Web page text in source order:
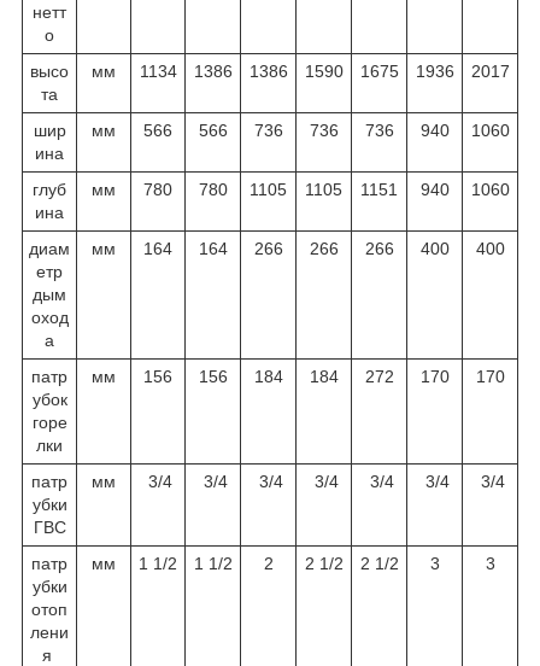
нетт
о
высо
та
мм 1134 1386 1386 1590 1675 1936 2017
шир
ина
мм 566 566 736 736 736 940 1060
глуб
ина
мм 780 780 1105 1105 1151 940 1060
диам
етр
дым
оход
а
мм 164 164 266 266 266 400 400
патр
убок
горе
лки
мм 156 156 184 184 272 170 170
патр
убки
ГВС
мм 3/4 3/4 3/4 3/4 3/4 3/4 3/4
патр
убки
отоп
лени
я
мм 1 1/2 1 1/2 2 2 1/2 2 1/2 3 3